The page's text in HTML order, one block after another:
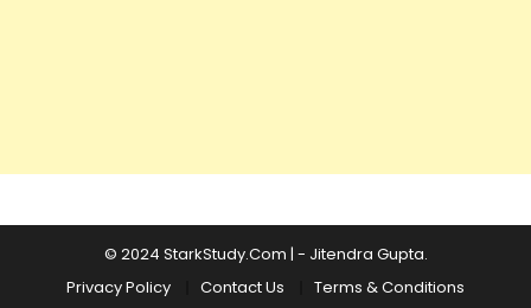
© 2024 StarkStudy.Com | - Jitendra Gupta.
Privacy Policy
Contact Us Terms & Conditions